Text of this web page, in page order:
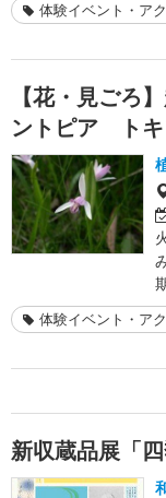
体験イベント・ア
【花・見ごろ
ントピア トキ
体験イベント・ア
新収蔵品展「